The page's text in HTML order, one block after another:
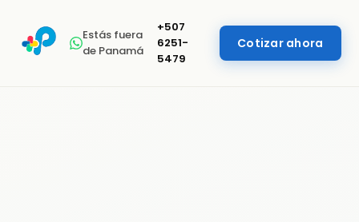
Estás fuera
de Panamá
+507
6251-
5479
Cotizar ahora